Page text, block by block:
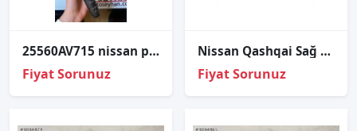
25560AV715 nissan primera 2002-08 silecek sinyal kolu air sargısı
Fiyat Sorunuz
Nissan Qashqai Sağ Stop Lambası Led Kart 2010-2013
Fiyat Sorunuz